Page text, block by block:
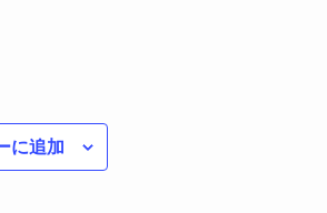
に追加